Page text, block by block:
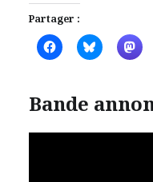
Partager :
Bande